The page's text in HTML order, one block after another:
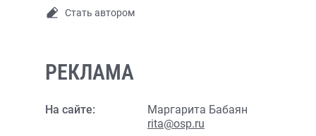
Стать автором
РЕКЛАМА
На сайте:
Маргарита Бабаян
rita@osp.ru